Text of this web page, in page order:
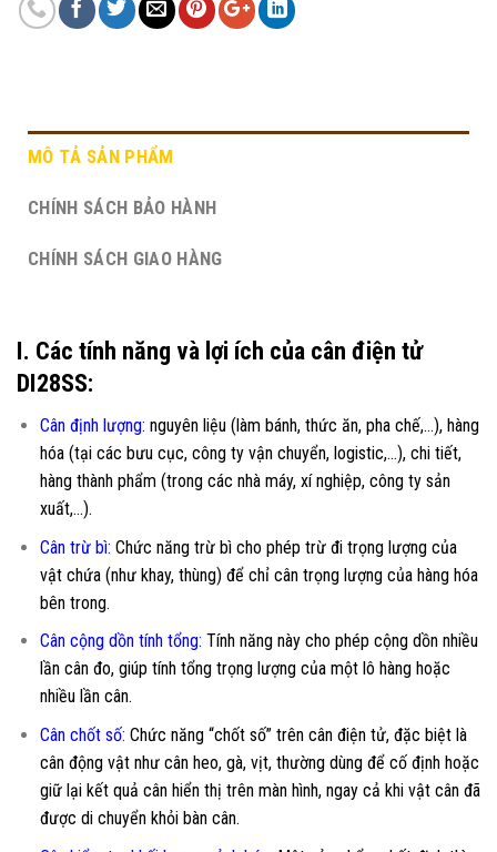
MÔ TẢ SẢN PHẨM
CHÍNH SÁCH BẢO HÀNH
CHÍNH SÁCH GIAO HÀNG
I. Các tính năng và lợi ích của cân điện tử
DI28SS:
Cân định lượng: nguyên liệu (làm bánh, thức ăn, pha chế,…), hàng
hóa (tại các bưu cục, công ty vận chuyển, logistic,…), chi tiết,
hàng thành phẩm (trong các nhà máy, xí nghiệp, công ty sản
xuất,…).
Cân trừ bì: Chức năng trừ bì cho phép trừ đi trọng lượng của
vật chứa (như khay, thùng) để chỉ cân trọng lượng của hàng hóa
bên trong.
Cân cộng dồn tính tổng: Tính năng này cho phép cộng dồn nhiều
lần cân đo, giúp tính tổng trọng lượng của một lô hàng hoặc
nhiều lần cân.
Cân chốt số: Chức năng “chốt số” trên cân điện tử, đặc biệt là
cân động vật như cân heo, gà, vịt, thường dùng để cố định hoặc
giữ lại kết quả cân hiển thị trên màn hình, ngay cả khi vật cân đã
được di chuyển khỏi bàn cân.